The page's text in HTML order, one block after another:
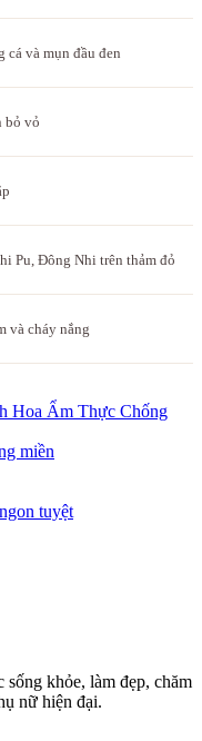
và mụn đầu đen
bỏ vỏ
Pu, Đông Nhi trên thảm đỏ
và cháy nắng
Hoa Ẩm Thực Chống
miền
tuyệt
khỏe, làm đẹp, chăm
nữ hiện đại.